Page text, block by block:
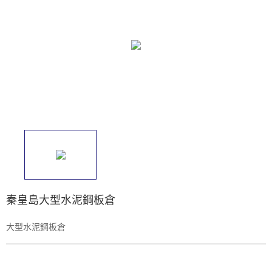
秦皇島大型水泥鋼板倉
大型水泥鋼板倉